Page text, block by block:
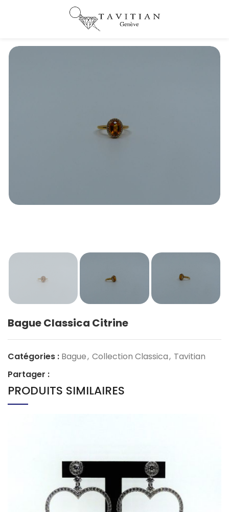
Bague Classica Citrine
Catégories : Bague, Collection Classica, Tavitian
Partager :
PRODUITS SIMILAIRES